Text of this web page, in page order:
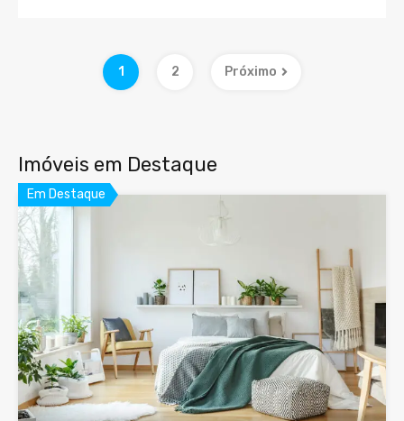
1 2 Próximo
Imóveis em Destaque
Em Destaque